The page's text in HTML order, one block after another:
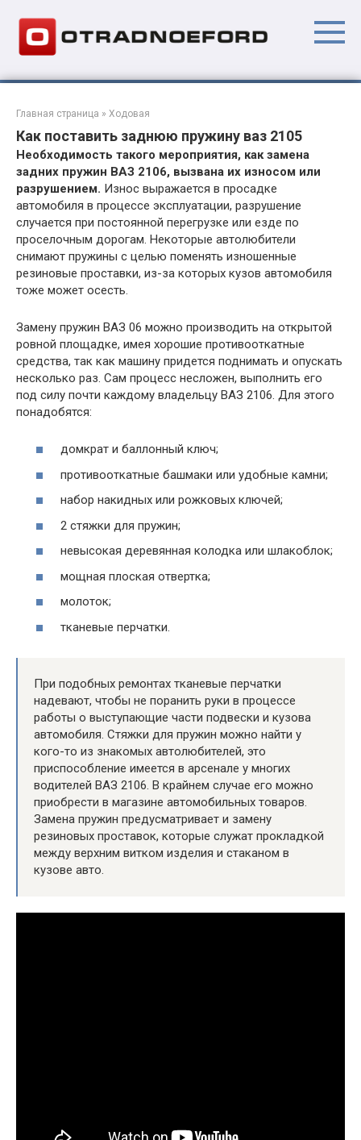
контенту
Главная страница » Ходовая
Как поставить заднюю пружину ваз 2105
Необходимость такого мероприятия, как замена
задних пружин ВАЗ 2106, вызвана их износом или
разрушением. Износ выражается в просадке
автомобиля в процессе эксплуатации, разрушение
случается при постоянной перегрузке или езде по
проселочным дорогам. Некоторые автолюбители
снимают пружины с целью поменять изношенные
резиновые проставки, из-за которых кузов автомобиля
тоже может осесть.
Замену пружин ВАЗ 06 можно производить на открытой
ровной площадке, имея хорошие противооткатные
средства, так как машину придется поднимать и опускать
несколько раз. Сам процесс несложен, выполнить его
под силу почти каждому владельцу ВАЗ 2106. Для этого
понадобятся:
домкрат и баллонный ключ;
противооткатные башмаки или удобные камни;
набор накидных или рожковых ключей;
2 стяжки для пружин;
невысокая деревянная колодка или шлакоблок;
мощная плоская отвертка;
молоток;
тканевые перчатки.
При подобных ремонтах тканевые перчатки
надевают, чтобы не поранить руки в процессе
работы о выступающие части подвески и кузова
автомобиля. Стяжки для пружин можно найти у
кого-то из знакомых автолюбителей, это
приспособление имеется в арсенале у многих
водителей ВАЗ 2106. В крайнем случае его можно
приобрести в магазине автомобильных товаров.
Замена пружин предусматривает и замену
резиновых проставок, которые служат прокладкой
между верхним витком изделия и стаканом в
кузове авто.